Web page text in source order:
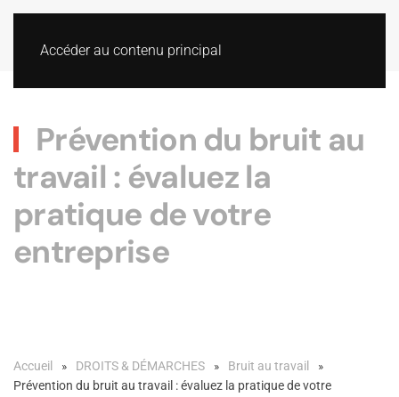
Accéder au contenu principal
Prévention du bruit au
travail : évaluez la
pratique de votre
entreprise
Accueil DROITS & DÉMARCHES
Bruit au travail
Prévention du bruit au travail : évaluez la pratique de votre